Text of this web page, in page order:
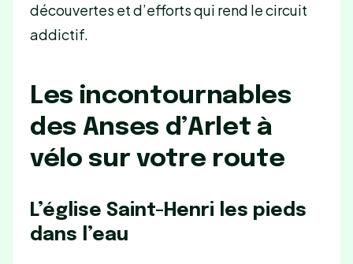
découvertes et d’efforts qui rend le circuit
addictif.
Les incontournables
des Anses d’Arlet à
vélo sur votre route
L’église Saint-Henri les pieds
dans l’eau